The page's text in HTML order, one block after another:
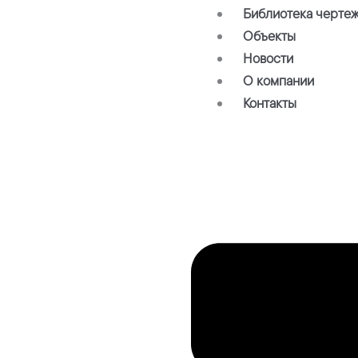
Библиотека
Объекты
Новости
О компании
Контакты